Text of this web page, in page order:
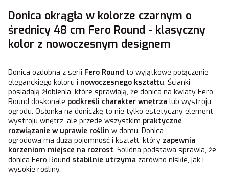
Donica okrągła w kolorze czarnym o
średnicy 48 cm Fero Round - klasyczny
kolor z nowoczesnym designem
Donica ozdobna z serii Fero Round to wyjątkowe połączenie
eleganckiego koloru i nowoczesnego kształtu. Ścianki
posiadają żłobienia, które sprawiają, że donica na kwiaty Fero
Round doskonale podkreśli charakter wnętrza lub wystroju
ogrodu. Osłonka na doniczkę to nie tylko estetyczny element
wystroju wnętrz, ale przede wszystkim praktyczne
rozwiązanie w uprawie roślin w domu. Donica
ogrodowa ma dużą pojemność i kształt, który zapewnia
korzeniom miejsce na rozrost. Solidna podstawa sprawia, że
donica Fero Round stabilnie utrzyma zarówno niskie, jak i
wysokie rośliny.